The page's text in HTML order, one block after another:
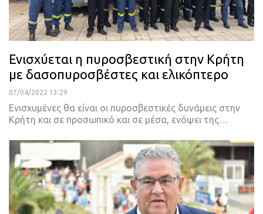
Ενισχύεται η πυροσβεστική στην Κρήτη
με δασοπυροσβέστες και ελικόπτερο
07/04/2022 13:29
Ενισχυμένες θα είναι οι πυροσβεστικές δυνάμεις στην
Κρήτη και σε προσωπικό και σε μέσα, ενόψει της